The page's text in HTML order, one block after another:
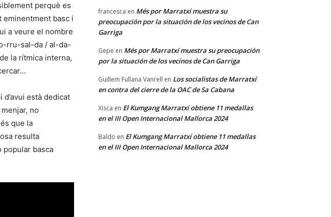
perquè es
eminentment basc i
a veure el nombre
rru-sal-da / al-da-
la rítmica interna,
d’avui està dedicat
no
que la
resulta
popular basca
francesca en Més por Marratxí muestra su
preocupación por la situación de los vecinos de Can
Garriga
Gepe en Més por Marratxí muestra su preocupación
por la situación de los vecinos de Can Garriga
Guillem Fullana Vanrell en Los socialistas de Marratxí
en contra del cierre de la OAC de Sa Cabana
Xisca en El Kumgang Marratxí obtiene 11 medallas
en el III Open Internacional Mallorca 2024
Baldo en El Kumgang Marratxí obtiene 11 medallas
en el III Open Internacional Mallorca 2024